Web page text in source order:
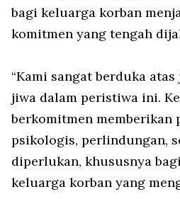
bagi keluarga korban
komitmen yang tengah
“Kami sangat berduka
jiwa dalam peristiwa ini.
berkomitmen memberikan
psikologis, perlindungan,
diperlukan, khususnya
keluarga korban yang